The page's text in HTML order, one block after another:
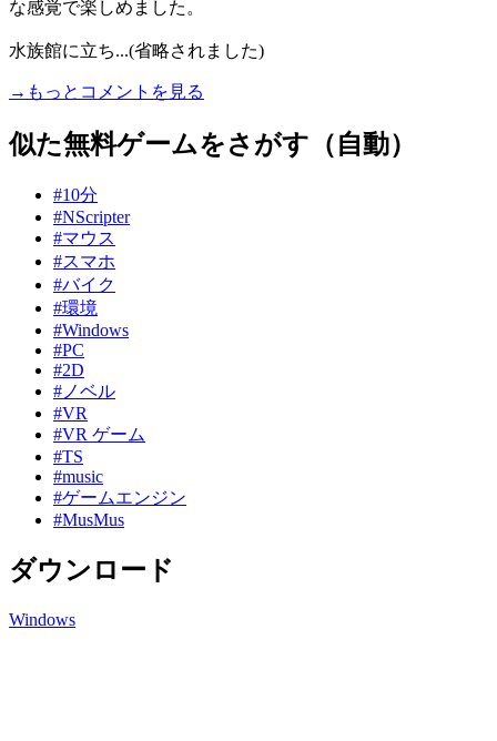
な感覚で楽しめました。
水族館に立ち...(省略されました)
→もっとコメントを見る
似た無料ゲームをさがす（自動）
#10分
#NScripter
#マウス
#スマホ
#バイク
#環境
#Windows
#PC
#2D
#ノベル
#VR
#VR ゲーム
#TS
#music
#ゲームエンジン
#MusMus
ダウンロード
Windows